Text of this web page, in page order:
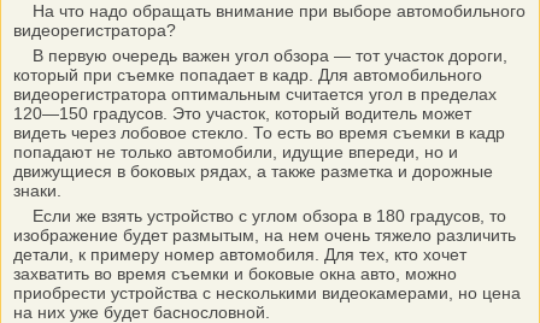
На что надо обращать внимание при выборе автомобильного
видеорегистратора?
В первую очередь важен угол обзора — тот участок дороги,
который при съемке попадает в кадр. Для автомобильного
видеорегистратора оптимальным считается угол в пределах
120—150 градусов. Это участок, который водитель может
видеть через лобовое стекло. То есть во время съемки в кадр
попадают не только автомобили, идущие впереди, но и
движущиеся в боковых рядах, а также разметка и дорожные
знаки.
Если же взять устройство с углом обзора в 180 градусов, то
изображение будет размытым, на нем очень тяжело различить
детали, к примеру номер автомобиля. Для тех, кто хочет
захватить во время съемки и боковые окна авто, можно
приобрести устройства с несколькими видеокамерами, но цена
на них уже будет баснословной.